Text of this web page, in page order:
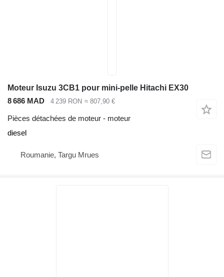
Moteur Isuzu 3CB1 pour mini-pelle Hitachi EX30
8 686 MAD
4 239 RON ≈ 807,90 €
Pièces détachées de moteur - moteur
diesel
Roumanie, Targu Mrues